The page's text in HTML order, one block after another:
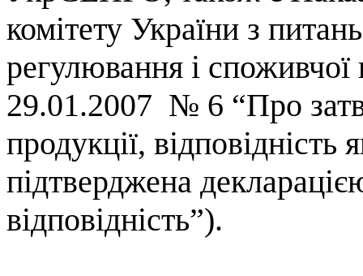
комітету України з
регулювання і споживчої
29.01.2007 № 6 “Про
продукції, відповідність
підтверджена
відповідність”).